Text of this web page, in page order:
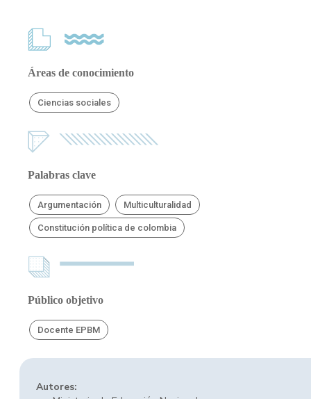
Áreas de conocimiento
Ciencias sociales
Palabras clave
Argumentación Multiculturalidad
Constitución política de colombia
Público objetivo
Docente EPBM
Autores: